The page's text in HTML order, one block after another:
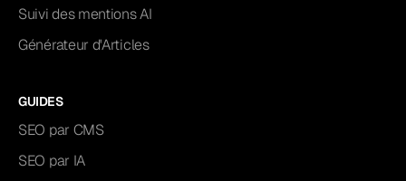
Suivi des mentions AI
Générateur d'Articles
GUIDES
SEO par CMS
SEO par IA